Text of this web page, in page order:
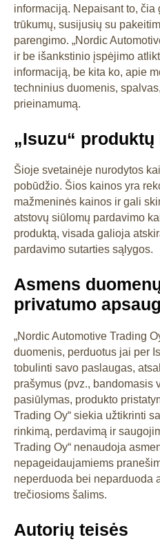
informaciją. Nepaisant to,
trūkumų, susijusių su
parengimo. „Nordic
ir be išankstinio įspėjimo
informaciją, be kita ko, apie
techninius duomenis,
prieinamumą.
„Isuzu“ produktų
Šioje svetainėje nurodytos
pobūdžio. Šios kainos yra
mažmeninės kainos ir gali
atstovų siūlomų pardavimo
produktą, visada galioja
pardavimo sutarties sąlygos.
Asmens
privatumo
„Nordic Automotive Trading
duomenis, perduotus jai per
tobulinti savo paslaugas,
prašymus (pvz., bandomasis
pasiūlymas, produkto
Trading Oy“ siekia užtikrinti
rinkimą, perdavimą ir
Trading Oy“ nenaudoja
nepageidaujamiems
neperduoda bei neparduoda
trečiosioms šalims.
Autorių teisės